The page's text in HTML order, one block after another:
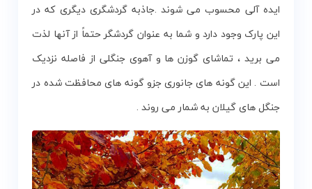
ایده آلی محسوب می شوند .جاذبه گردشگری دیگری که در
این پارک وجود دارد و شما به عنوان گردشگر حتماً از آنها لذت
می برید ، تماشای گوزن ها و آهوی جنگلی از فاصله نزدیک
است . این گونه های جانوری جزو گونه های محافظت شده در
جنگل های گیلان به شمار می روند .